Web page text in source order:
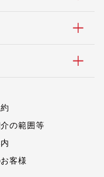
の範囲等
客様